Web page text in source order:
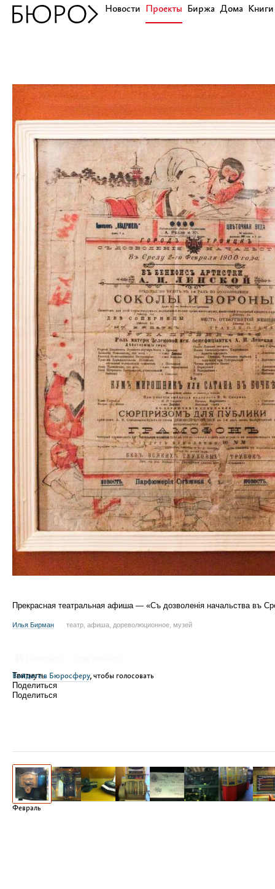
Новости Проекты Биржа Дома Книги
Прекрасная театральная афиша — «Съ дозволенія начальства въ
Илья Бирман театр, афиша, дореволюционное, музей
Войдите в Бюросферу, чтобы голосовать
Твитнуть
Поделиться
Поделиться
Февраль